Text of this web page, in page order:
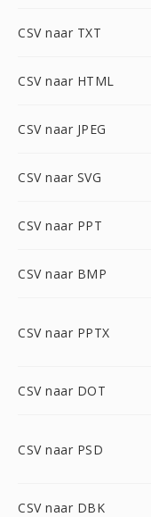
CSV naar TXT
CSV naar HTML
CSV naar JPEG
CSV naar SVG
CSV naar PPT
CSV naar BMP
CSV naar PPTX
CSV naar DOT
CSV naar PSD
CSV naar DBK